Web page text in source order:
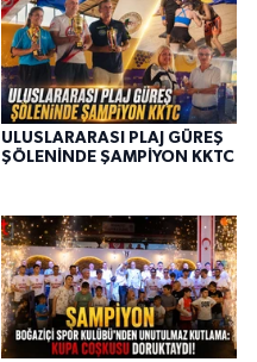
ULUSLARARASI PLAJ GÜREŞ
ŞÖLENİNDE ŞAMPİYON KKTC